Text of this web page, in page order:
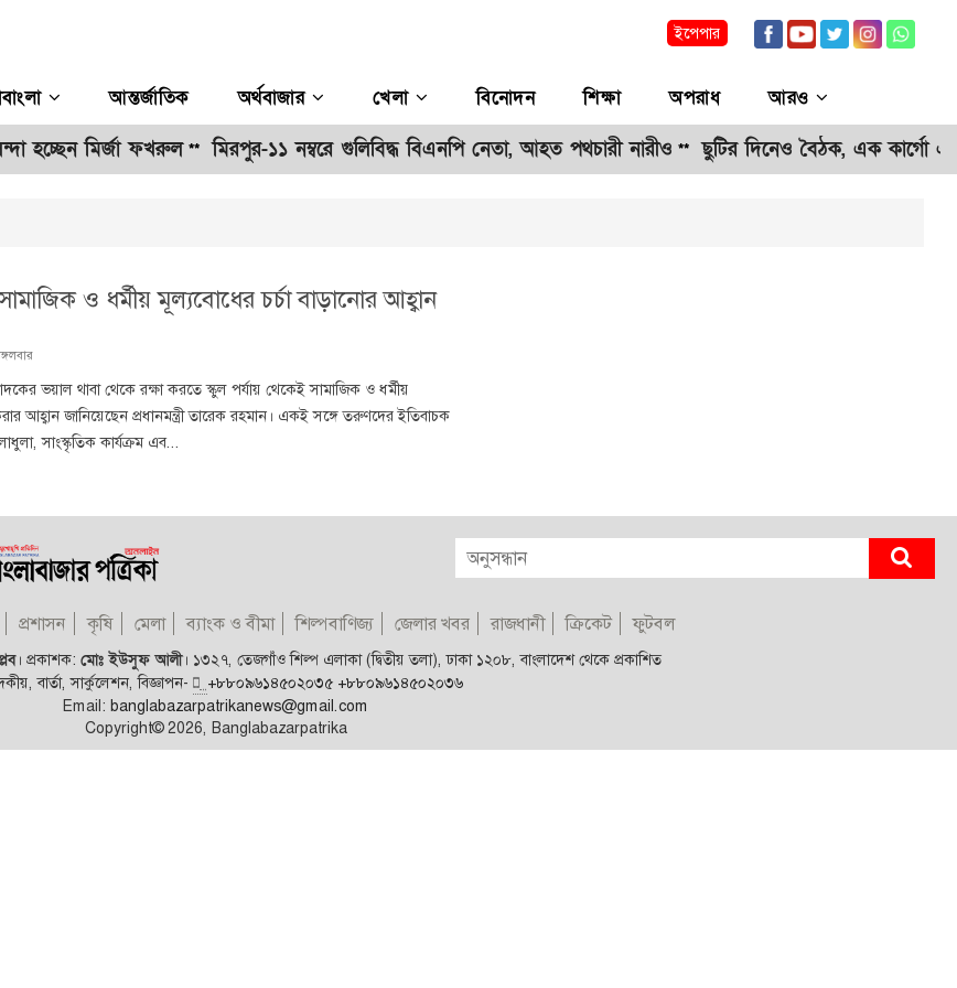
ইপেপার
আন্তর্জাতিক অর্থবাজার খেলা বিনোদন শিক্ষা অপরাধ আরও
হচ্ছেন মির্জা ফখরুল ** মিরপুর-১১ নম্বরে গুলিবিদ্ধ বিএনপি নেতা, আহত পথচারী নারীও ** ছুটির দিনেও বৈঠক, এক কার্গো
ও ধর্মীয় মূল্যবোধের চর্চা বাড়ানোর আহ্বান
ভয়াল থাবা থেকে রক্ষা করতে স্কুল পর্যায় থেকেই সামাজিক ও ধর্মীয়
আহ্বান জানিয়েছেন প্রধানমন্ত্রী তারেক রহমান। একই সঙ্গে তরুণদের ইতিবাচক
সাংস্কৃতিক কার্যক্রম এব...
প্রশাসন কৃষি মেলা ব্যাংক ও বীমা শিল্পবাণিজ্য জেলার খবর রাজধানী ক্রিকেট ফুটবল
। প্রকাশক: মোঃ ইউসুফ আলী। ১৩২৭, তেজগাঁও শিল্প এলাকা (দ্বিতীয় তলা), ঢাকা ১২০৮, বাংলাদেশ থেকে প্রকাশিত
বার্তা, সার্কুলেশন, বিজ্ঞাপন-
+৮৮০৯৬১৪৫০২০৩৫ +৮৮০৯৬১৪৫০২০৩৬
Email: banglabazarpatrikanews@gmail.com
Copyright© 2026, Banglabazarpatrika